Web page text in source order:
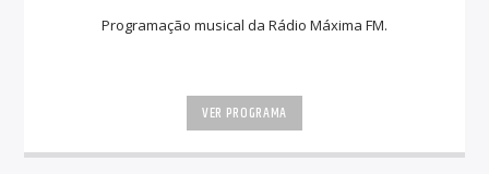
Programação musical da Rádio Máxima FM.
VER PROGRAMA